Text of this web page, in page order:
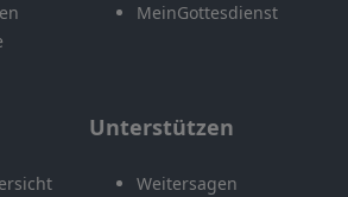
MeinGottesdienst
Unterstützen
Weitersagen